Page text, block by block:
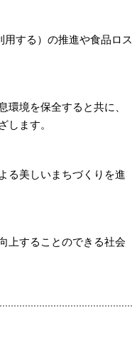
用する）の推進や食品ロス
境を保全すると共に、
ます。
る美しいまちづくりを進
上することのできる社会